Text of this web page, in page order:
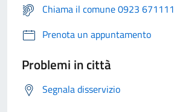
Chiama il comune 0923 671111
Prenota un appuntamento
Problemi in città
Segnala disservizio